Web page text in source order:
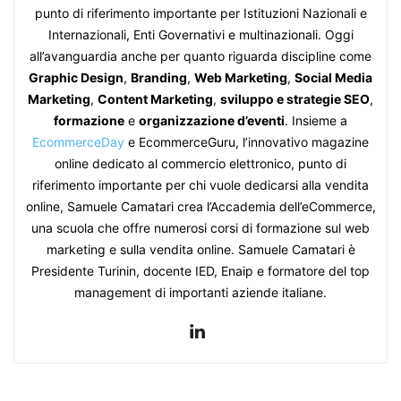
punto di riferimento importante per Istituzioni Nazionali e
Internazionali, Enti Governativi e multinazionali. Oggi
all’avanguardia anche per quanto riguarda discipline come
Graphic Design, Branding, Web Marketing, Social Media
Marketing, Content Marketing, sviluppo e strategie SEO,
formazione e organizzazione d’eventi. Insieme a
EcommerceDay e EcommerceGuru, l’innovativo magazine
online dedicato al commercio elettronico, punto di
riferimento importante per chi vuole dedicarsi alla vendita
online, Samuele Camatari crea l’Accademia dell’eCommerce,
una scuola che offre numerosi corsi di formazione sul web
marketing e sulla vendita online. Samuele Camatari è
Presidente Turinin, docente IED, Enaip e formatore del top
management di importanti aziende italiane.